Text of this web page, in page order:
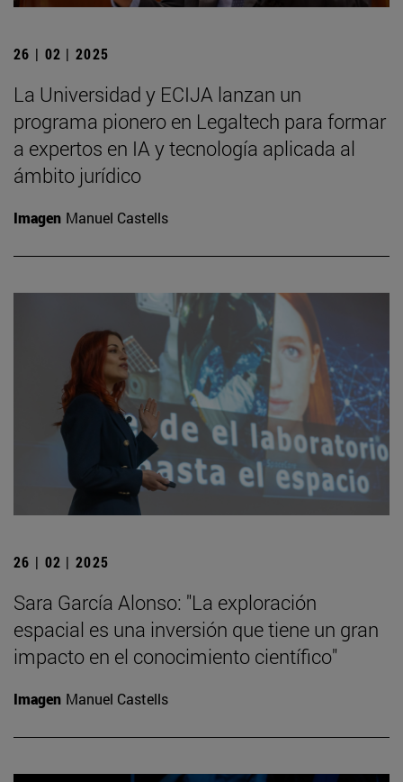
26 | 02 | 2025
La Universidad y ECIJA lanzan un
programa pionero en Legaltech para formar
a expertos en IA y tecnología aplicada al
ámbito jurídico
Imagen Manuel Castells
26 | 02 | 2025
Sara García Alonso: "La exploración
espacial es una inversión que tiene un gran
impacto en el conocimiento científico"
Imagen Manuel Castells